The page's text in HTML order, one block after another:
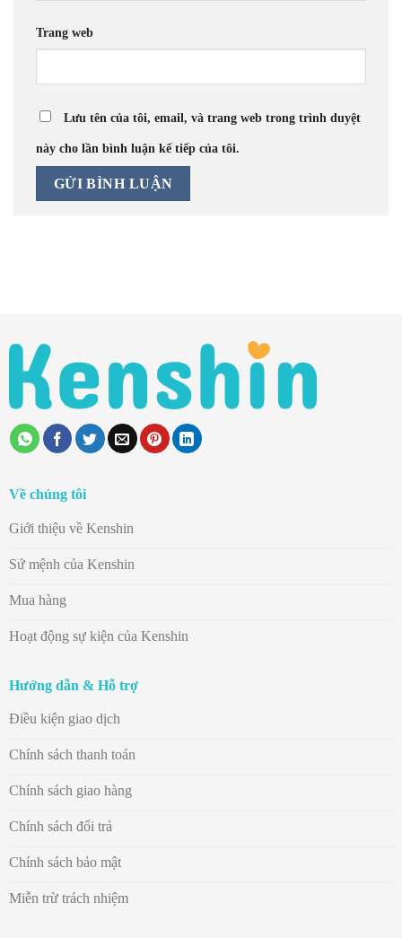
Trang web
Lưu tên của tôi, email, và trang web trong trình duyệt
này cho lần bình luận kế tiếp của tôi.
Về chúng tôi
Giới thiệu về Kenshin
Sứ mệnh của Kenshin
Mua hàng
Hoạt động sự kiện của Kenshin
Hướng dẫn & Hỗ trợ
Điều kiện giao dịch
Chính sách thanh toán
Chính sách giao hàng
Chính sách đổi trả
Chính sách bảo mật
Miễn trừ trách nhiệm